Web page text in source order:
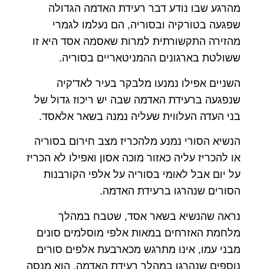
מהרגע שבו נודע דבר רעידת האדמה הגדולה
שפגעה בטורקיה ובסוריה, הם נעלמו לגמרי
מהזירה התקשורתית למרות שאסמה אסד היא זו
ששולטת בארגונים ההמניטאריים בסוריה.
השניים אפילו נמנעו מלבקר בעיר לאד'קיה
שנפגעה ברעידת האדמה שבה יש ריכוז גדול של
בני העדה העלווית שעליה נמנה בשאר אלאסד.
הנשיא הסורי נמנע מלהכריז מצב חירום בסוריה
או להכריז עליה כאזור מוכה אסון ואפילו לא הכריז
על יום אבל לאומי בסוריה על אלפי הקורבנות
הסורים שנהרגו ברעידת האדמה.
נראה שהנשיא בשאר אסד, שטבח במהלך
מלחמת האזרחים במאות אלפי מוסלמים סונים
מבני עמו, אינו מתרגש מכארבעת אלפים סורים
נוספים שנהרגו במהלך רעידת האדמה, הוא מנסה